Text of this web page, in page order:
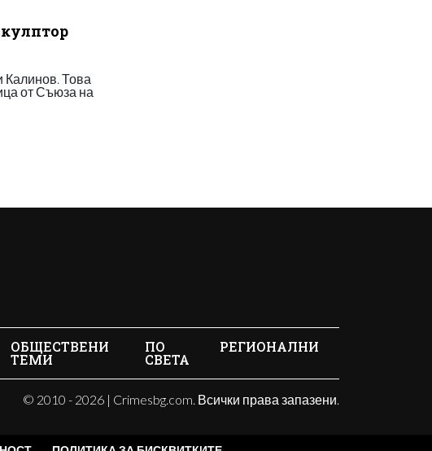
Калинов. Това
от Съюза на
ОБЩЕСТВЕНИ
ТЕМИ
ПО
СВЕТА
РЕГИОНАЛНИ
© 2010 - 2026 | Crimesbg.com. Всички права запазени.